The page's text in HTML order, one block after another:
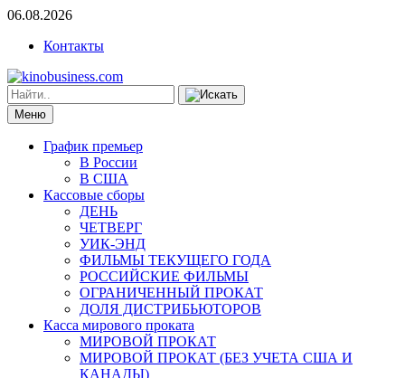
06.08.2026
Контакты
Меню
График премьер
В России
В США
Кассовые сборы
ДЕНЬ
ЧЕТВЕРГ
УИК-ЭНД
ФИЛЬМЫ ТЕКУЩЕГО ГОДА
РОССИЙСКИЕ ФИЛЬМЫ
ОГРАНИЧЕННЫЙ ПРОКАТ
ДОЛЯ ДИСТРИБЬЮТОРОВ
Касса мирового проката
МИРОВОЙ ПРОКАТ
МИРОВОЙ ПРОКАТ (БЕЗ УЧЕТА США И
КАНАДЫ)